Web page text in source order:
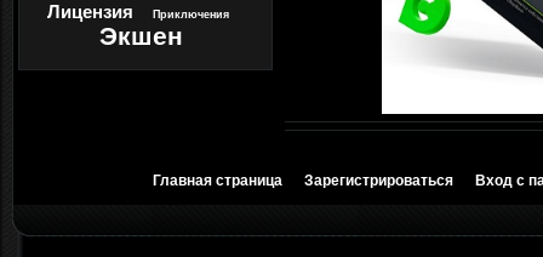
Лицензия Приключения
Экшен
Главная страница Зарегистрироваться Вход с